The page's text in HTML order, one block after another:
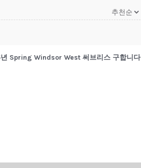
Spring Windsor West 써브리스 구합니다